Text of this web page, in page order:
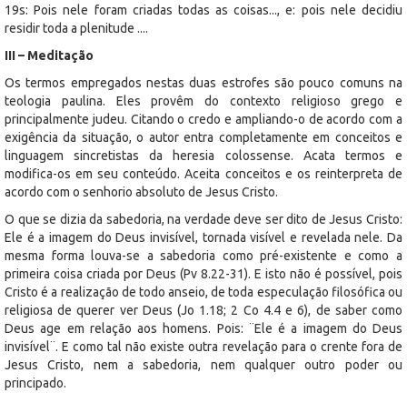
19s: Pois nele foram criadas todas as coisas..., e: pois nele decidiu
residir toda a plenitude ....
III – Meditação
Os termos empregados nestas duas estrofes são pouco comuns na
teologia paulina. Eles provêm do contexto religioso grego e
principalmente judeu. Citando o credo e ampliando-o de acordo com a
exigência da situação, o autor entra completamente em conceitos e
linguagem sincretistas da heresia colossense. Acata termos e
modifica-os em seu conteúdo. Aceita conceitos e os reinterpreta de
acordo com o senhorio absoluto de Jesus Cristo.
O que se dizia da sabedoria, na verdade deve ser dito de Jesus Cristo:
Ele é a imagem do Deus invisível, tornada visível e revelada nele. Da
mesma forma louva-se a sabedoria como pré-existente e como a
primeira coisa criada por Deus (Pv 8.22-31). E isto não é possível, pois
Cristo é a realização de todo anseio, de toda especulação filosófica ou
religiosa de querer ver Deus (Jo 1.18; 2 Co 4.4 e 6), de saber como
Deus age em relação aos homens. Pois: ¨Ele é a imagem do Deus
invisível¨. E como tal não existe outra revelação para o crente fora de
Jesus Cristo, nem a sabedoria, nem qualquer outro poder ou
principado.